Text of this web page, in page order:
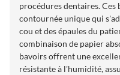
procédures dentaires.
contournée unique qui
cou et des épaules du
combinaison de papier
bavoirs offrent une
résistante à l'humidité,